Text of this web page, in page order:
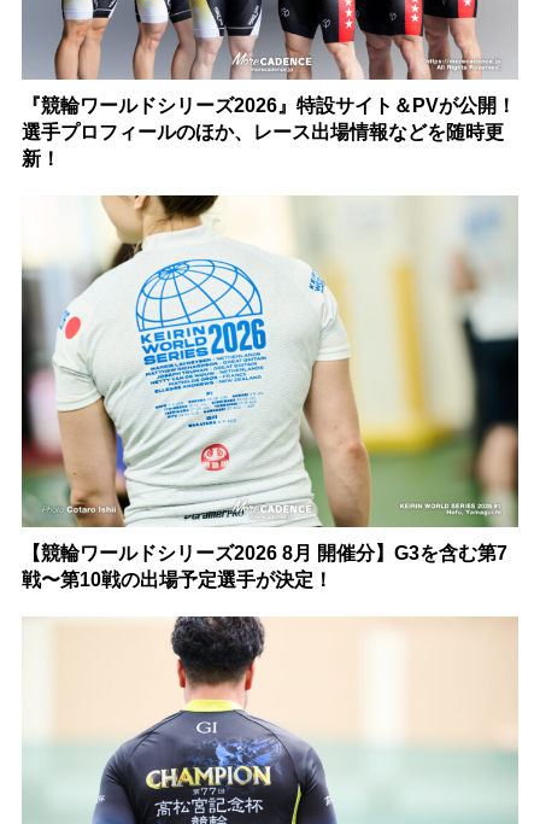
『競輪ワールドシリーズ2026』特設サイト＆PVが公開！
選手プロフィールのほか、レース出場情報などを随時更
新！
【競輪ワールドシリーズ2026 8月 開催分】G3を含む第7
戦〜第10戦の出場予定選手が決定！